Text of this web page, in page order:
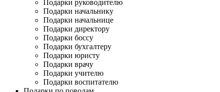
Подарки руководителю
Подарки начальнику
Подарки начальнице
Подарки директору
Подарки боссу
Подарки бухгалтеру
Подарки юристу
Подарки врачу
Подарки учителю
Подарки воспитателю